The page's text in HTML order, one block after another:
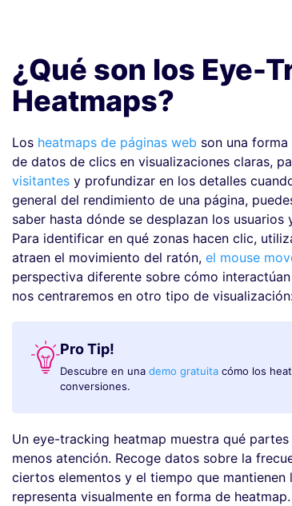
¿Qué son los Eye-
Heatmaps?
Los heatmaps de páginas web son una
de datos de clics en visualizaciones claras,
visitantesy profundizar en los detalles
general del rendimiento de una página,
saber hasta dónde se desplazan los
Para identificar en qué zonas hacen clic,
atraen el movimiento del ratón, el mouse
perspectiva diferente sobre cómo
nos centraremos en otro tipo de
Pro Tip!
Descubre en una demo gratuitacómo los
conversiones.
Un eye-tracking heatmap muestra qué
menos atención. Recoge datos sobre la
ciertos elementos y el tiempo que
representa visualmente en forma de